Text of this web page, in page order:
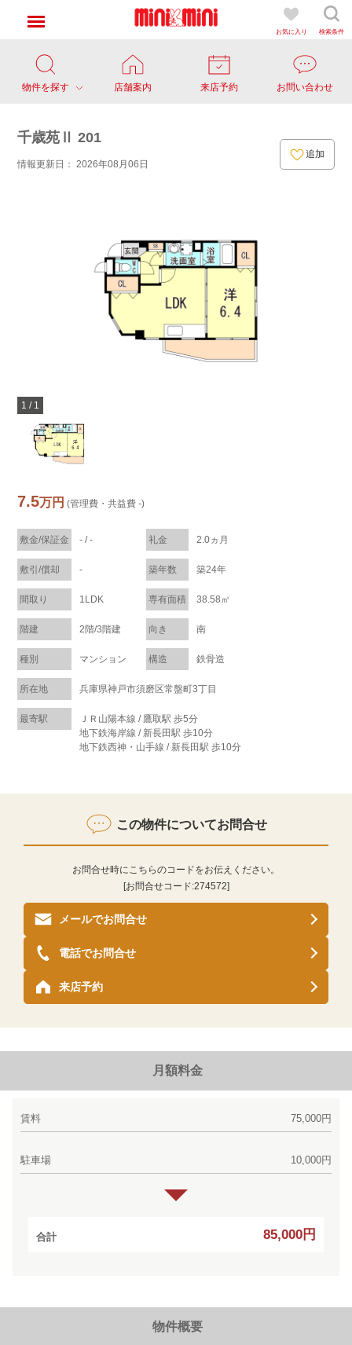
お気に入り 検索条件
物件を探す 店舗案内 来店予約 お問い合わせ
千歳苑Ⅱ 201
情報更新日： 2026年08月06日
追加
1 / 1
7.5万円 (管理費・共益費 -)
敷金/保証金 - / - 礼金 2.0ヵ月
敷引/償却 - 築年数 築24年
間取り 1LDK 専有面積 38.58㎡
階建 2階/3階建 向き 南
種別 マンション 構造 鉄骨造
所在地 兵庫県神戸市須磨区常盤町3丁目
最寄駅
ＪＲ山陽本線 / 鷹取駅 歩5分
地下鉄海岸線 / 新長田駅 歩10分
地下鉄西神・山手線 / 新長田駅 歩10分
この物件についてお問合せ
お問合せ時にこちらのコードをお伝えください。
[お問合せコード:274572]
メールでお問合せ
来店予約
電話でお問合せ
月額料金
賃料 75,000円
駐車場 10,000円
合計 85,000円
物件概要